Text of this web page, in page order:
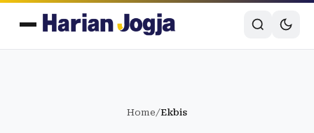
Home/Ekbis